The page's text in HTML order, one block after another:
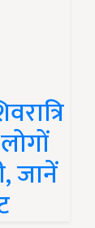
जानें